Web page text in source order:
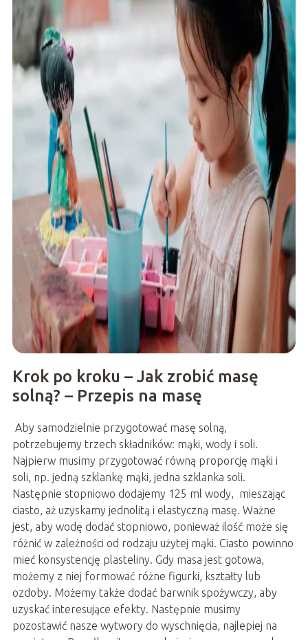
Krok po kroku – Jak zrobić masę
solną? – Przepis na masę
Aby samodzielnie przygotować masę solną,
potrzebujemy trzech składników: mąki, wody i soli.
Najpierw musimy przygotować równą proporcję mąki i
soli, np. jedną szklankę mąki, jedna szklanka soli.
Następnie stopniowo dodajemy 125 ml wody, mieszając
ciasto, aż uzyskamy jednolitą i elastyczną masę. Ważne
jest, aby wodę dodać stopniowo, ponieważ ilość może się
różnić w zależności od rodzaju użytej mąki. Ciasto powinno
mieć konsystencję plasteliny. Gdy masa jest gotowa,
możemy z niej formować różne figurki, kształty lub
ozdoby. Możemy także dodać barwnik spożywczy, aby
uzyskać interesujące efekty. Następnie musimy
pozostawić nasze wytwory do wyschnięcia, najlepiej na